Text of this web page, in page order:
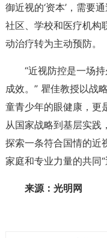
御近视的‘资本’，需要
社区、学校和医疗机构
动治疗转为主动预防。
“近视防控是一场
成效。” 瞿佳教授以战
童青少年的眼健康，更
从国家战略到基层实践
探索一条符合国情的近
家庭和专业力量的共同“
来源：光明网